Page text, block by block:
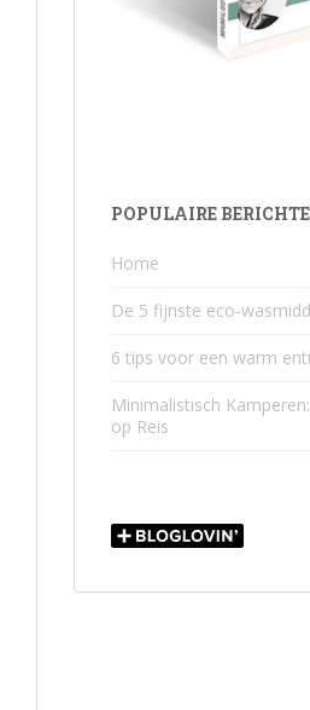
POPULAIRE
Home
De 5 fijnste eco-
6 tips voor een warm
Minimalistisch
op Reis